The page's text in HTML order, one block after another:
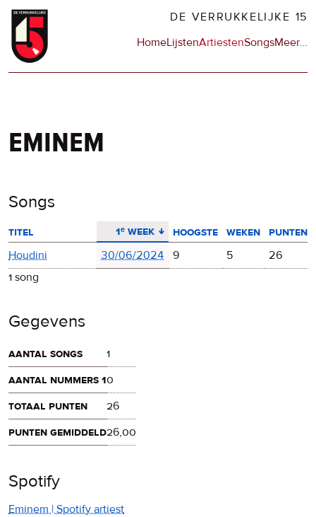
Overslaan
naar
DE VERRUKKELIJKE 15
Hoofdnavigatie
HomeLijstenArtiestenSongsMeerop
…
eminem
Songs
titel 1ᵉ week
aflopend sorteren hoogste weken
punten
Houdini
30/06/2024 9 5
26
1 song
Gegevens
aantal songs
1
aantal nummers 10
totaal punten
26
punten gemiddeld26,00
Spotify
Eminem | Spotify artiest